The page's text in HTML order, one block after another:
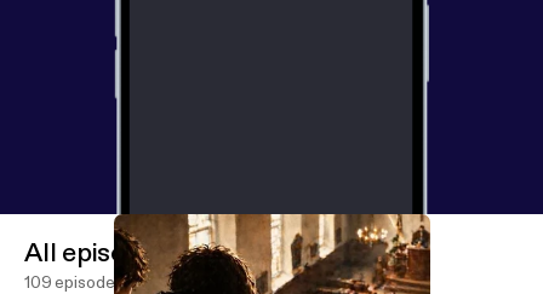
All episodes
109 episodes